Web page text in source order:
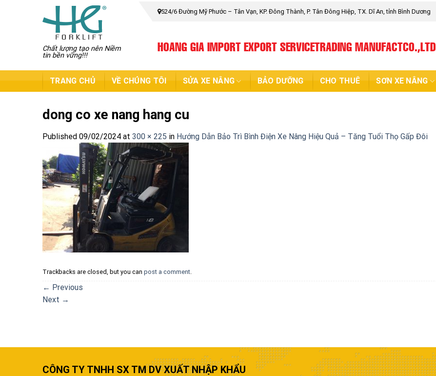
Chất lượng tạo nên Niềm
tin bền vững!!!
524/6 Đường Mỹ Phước – Tân Vạn, KP. Đông Thành, P. Tân Đông Hiệp, TX. Dĩ An, tỉnh Bình Dương
HOANG GIA IMPORT EXPORT SERVICETRADING MANUFACTCO.,LTD
TRANG CHỦ VỀ CHÚNG TÔI SỬA XE NÂNG BẢO DƯỠNG CHO THUÊ SƠN XE NÂNG
dong co xe nang hang cu
Published 09/02/2024 at 300 × 225 in Hướng Dẫn Bảo Trì Bình Điện Xe Nâng Hiệu Quả – Tăng Tuổi Thọ Gấp Đôi
Trackbacks are closed, but you can post a comment
← Previous
Next →
CÔNG TY TNHH SX TM DV XUẤT NHẬP KHẨU